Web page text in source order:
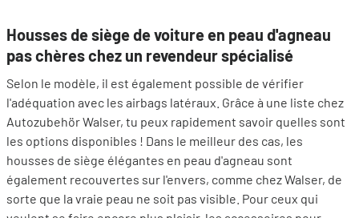
Housses de siège de voiture en peau d'agneau
pas chères chez un revendeur spécialisé
Selon le modèle, il est également possible de vérifier
l'adéquation avec les airbags latéraux. Grâce à une liste chez
Autozubehör Walser, tu peux rapidement savoir quelles sont
les options disponibles ! Dans le meilleur des cas, les
housses de siège élégantes en peau d'agneau sont
également recouvertes sur l'envers, comme chez Walser, de
sorte que la vraie peau ne soit pas visible. Pour ceux qui